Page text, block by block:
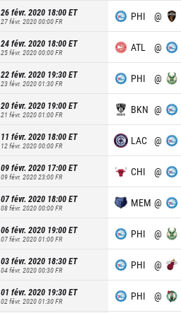
26 févr. 2020 18:00ET
27 févr. 2020 00:00FR PHI @
24 févr. 2020 18:00ET
25 févr. 2020 00:00FR ATL @
22 févr. 2020 19:30ET
23 févr. 2020 01:30FR PHI @
20 févr. 2020 19:00ET
21 févr. 2020 01:00FR BKN @
11 févr. 2020 18:00ET
12 févr. 2020 00:00FR LAC @
09 févr. 2020 17:00ET
09 févr. 2020 23:00FR CHI @
07 févr. 2020 18:00ET
08 févr. 2020 00:00FR MEM @
06 févr. 2020 19:00ET
07 févr. 2020 01:00FR PHI @
03 févr. 2020 18:30ET
04 févr. 2020 00:30FR PHI @
01 févr. 2020 19:30ET
02 févr. 2020 01:30FR PHI @